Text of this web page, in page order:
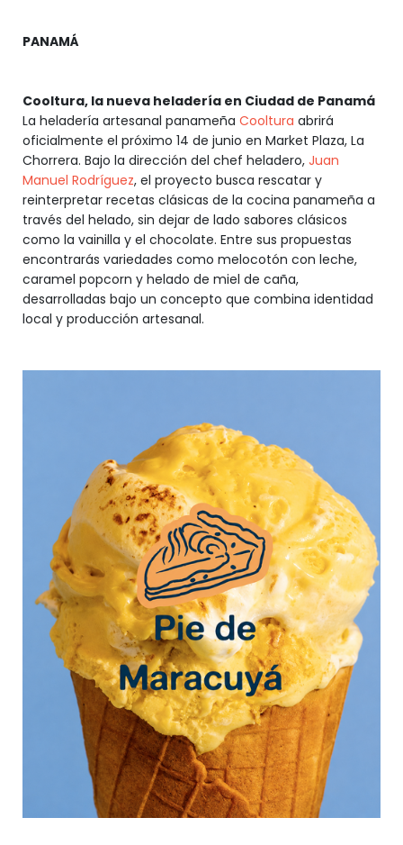
PANAMÁ
Cooltura, la nueva heladería en Ciudad de Panamá
La heladería artesanal panameña Cooltura abrirá
oficialmente el próximo 14 de junio en Market Plaza, La
Chorrera. Bajo la dirección del chef heladero, Juan
Manuel Rodríguez, el proyecto busca rescatar y
reinterpretar recetas clásicas de la cocina panameña a
través del helado, sin dejar de lado sabores clásicos
como la vainilla y el chocolate. Entre sus propuestas
encontrarás variedades como melocotón con leche,
caramel popcorn y helado de miel de caña,
desarrolladas bajo un concepto que combina identidad
local y producción artesanal.